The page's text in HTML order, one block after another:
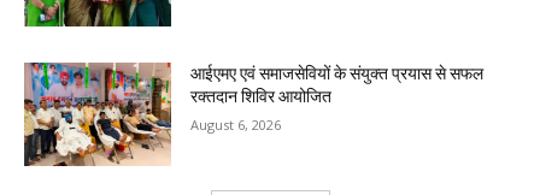
आईएमए एवं समाजसेवियों के संयुक्त प्रयास से सफल
रक्तदान शिविर आयोजित
August 6, 2026